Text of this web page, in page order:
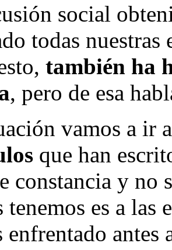
social
todas
también ha
, pero de esa
vamos a ir
que han
constancia y no
tenemos es a las
enfrentado antes